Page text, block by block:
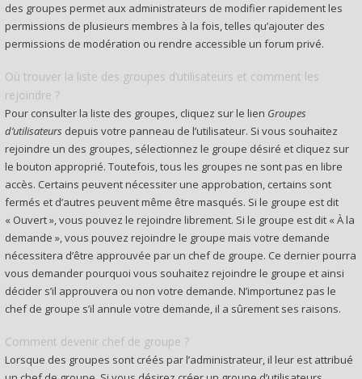
des groupes permet aux administrateurs de modifier rapidement les
permissions de plusieurs membres à la fois, telles qu’ajouter des
permissions de modération ou rendre accessible un forum privé.
Où trouver la liste des groupes d’utilisateurs et comment les
rejoindre ?
Pour consulter la liste des groupes, cliquez sur le lien Groupes
d’utilisateurs depuis votre panneau de l’utilisateur. Si vous souhaitez
rejoindre un des groupes, sélectionnez le groupe désiré et cliquez sur
le bouton approprié. Toutefois, tous les groupes ne sont pas en libre
accès. Certains peuvent nécessiter une approbation, certains sont
fermés et d’autres peuvent même être masqués. Si le groupe est dit
« Ouvert », vous pouvez le rejoindre librement. Si le groupe est dit « À la
demande », vous pouvez rejoindre le groupe mais votre demande
nécessitera d’être approuvée par un chef de groupe. Ce dernier pourra
vous demander pourquoi vous souhaitez rejoindre le groupe et ainsi
décider s’il approuvera ou non votre demande. N’importunez pas le
chef de groupe s’il annule votre demande, il a sûrement ses raisons.
Comment devenir chef de groupe ?
Lorsque des groupes sont créés par l’administrateur, il leur est attribué